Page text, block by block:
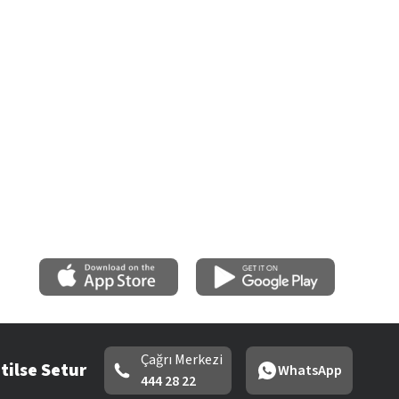
Setur
Çağrı Merkezi
444 28 22
WhatsApp